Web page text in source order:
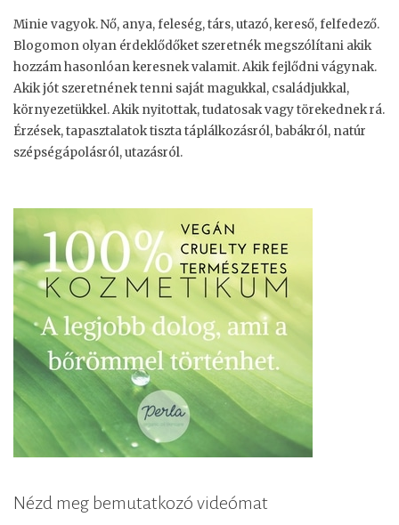
Minie vagyok. Nő, anya, feleség, társ, utazó, kereső, felfedező.
Blogomon olyan érdeklődőket szeretnék megszólítani akik
hozzám hasonlóan keresnek valamit. Akik fejlődni vágynak.
Akik jót szeretnének tenni saját magukkal, családjukkal,
környezetükkel. Akik nyitottak, tudatosak vagy törekednek rá.
Érzések, tapasztalatok tiszta táplálkozásról, babákról, natúr
szépségápolásról, utazásról.
Nézd meg bemutatkozó videómat